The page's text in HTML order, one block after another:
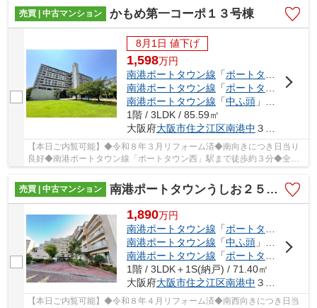
売買 | 中古マンション
かもめ第一コーポ１３号棟
8月1日 値下げ
1,598万円
南港ポートタウン線 「ポートタウン西
南港ポートタウン線 「ポートタウン東
南港ポートタウン線 「中ふ頭」駅 徒歩13分
1階 / 3LDK / 85.59㎡
大阪府大阪市住之江区南港中 ３丁目
【本日ご内覧可能】◆令和８年３月リフォーム済◆南向きにつき日当り
良好◆南港ポートタウン線「ポートタウン西」駅まで徒歩約３分◆全居
室６帖以上の３ＬＤＫ□空き家につきいつでも内覧可能
売買 | 中古マンション
南港ポートタウンうしお２５号棟
1,890万円
南港ポートタウン線 「ポートタウン西
南港ポートタウン線 「中ふ頭」駅 徒歩7分
南港ポートタウン線 「ポートタウン東
1階 / 3LDK＋1S(納戸) / 71.40㎡
大阪府大阪市住之江区南港中 ３丁目
【本日ご内覧可能】◆令和８年４月リフォーム済◆南西向きにつき日当